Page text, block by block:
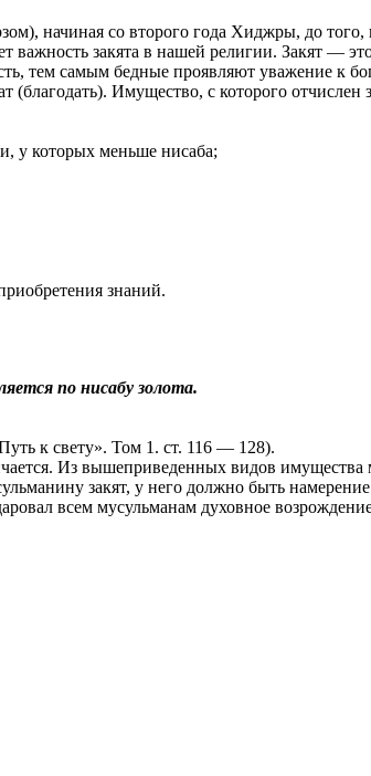
начиная со второго года Хиджры, до
закята в нашей религии. Закят —
тем самым бедные проявляют уважение к
(благодать). Имущество, с которого
у которых меньше нисаба;
знаний.
по нисабу золота.
к свету». Том 1. ст. 116 — 128).
Из вышеприведенных видов
закят, у него должно быть
всем мусульманам духовное